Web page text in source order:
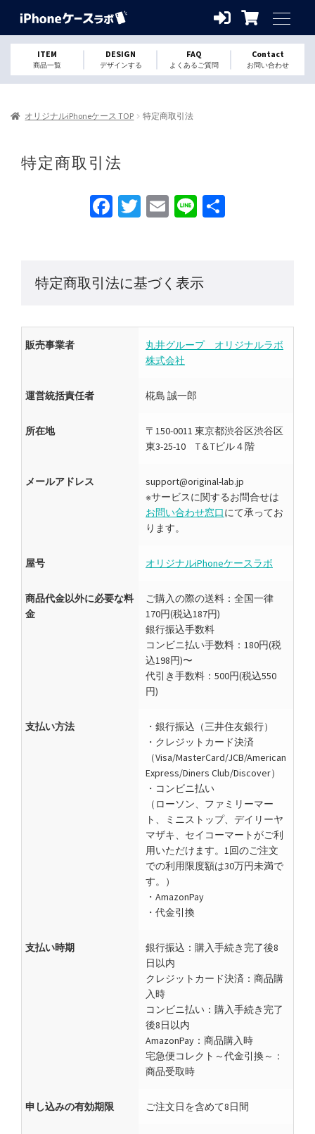
ITEM
商品一覧
DESIGN
デザインする
FAQ
よくあるご質問
Contact
お問い合わせ
オリジナルiPhoneケース TOP 特定商取引法
特定商取引法
Fa
o
o
T
er
E
l
Li
特定商取引法に基づく表示
販売事業者
丸井グループ オリジナルラボ
株式会社
運営統括責任者 椛島 誠一郎
所在地
〒150-0011 東京都渋谷区渋谷区
東3-25-10 T＆Tビル４階
メールアドレス
support@original-lab.jp
※サービスに関するお問合せは
お問い合わせ窓口にて承ってお
ります。
屋号 オリジナルiPhoneケースラボ
商品代金以外に必要な料
金
ご購入の際の送料：全国一律
170円(税込187円)
銀行振込手数料
コンビニ払い手数料：180円(税
込198円)〜
代引き手数料：500円(税込550
円)
支払い方法
・銀行振込（三井住友銀行）
・クレジットカード決済
（Visa/MasterCard/JCB/American
Express/Diners Club/Discover）
・コンビニ払い
（ローソン、ファミリーマー
ト、ミニストップ、デイリーヤ
マザキ、セイコーマートがご利
用いただけます。1回のご注文
での利用限度額は30万円未満で
す。）
・AmazonPay
・代金引換
支払い時期
銀行振込：購入手続き完了後8
日以内
クレジットカード決済：商品購
入時
コンビニ払い：購入手続き完了
後8日以内
AmazonPay：商品購入時
宅急便コレクト～代金引換～：
商品受取時
申し込みの有効期限 ご注文日を含めて8日間